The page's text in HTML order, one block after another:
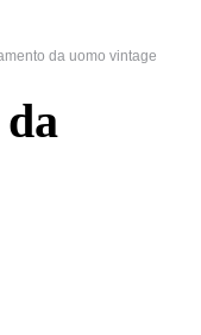
da uomo vintage